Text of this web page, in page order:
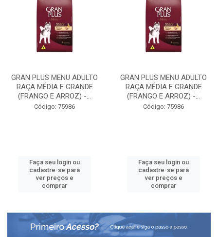
GRAN PLUS MENU ADULTO
RAÇA MÉDIA E GRANDE
(FRANGO E ARROZ) -...
Código: 75986
Faça seu login ou
cadastre-se para
ver preços e
comprar
GRAN PLUS MENU ADULTO
RAÇA MÉDIA E GRANDE
(FRANGO E ARROZ) -...
Código: 75986
Faça seu login ou
cadastre-se para
ver preços e
comprar